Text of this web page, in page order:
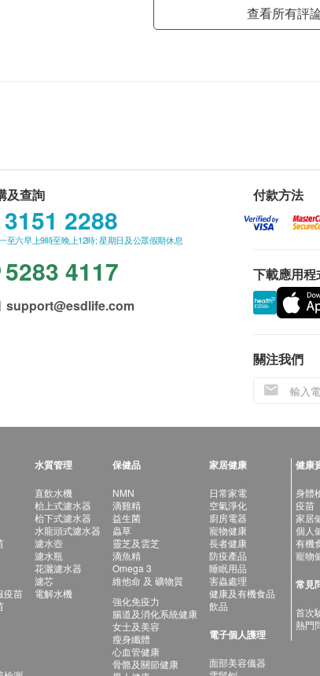
查看所有評
及查詢
3151 2288
至六早上9時至晚上12時; 星期日及公眾假期休息
5283 4117
support@esdlife.com
付款方法
下載應用程
關注我們
疫苗
水質管理
直飲水機
枱上式濾水器
枱下式濾水器
水龍頭式濾水器
濾水壺
濾水瓶
花灑濾水器
濾芯
電解水機
保健品
NMN
滴雞精
益生菌
蟲草
靈芝及雲芝
滴魚精
Omega 3
維他命 及 礦物質
強化免疫力
腸道及消化系統健康
女士及美容
瘦身纖體
心血管健康
骨骼及關節健康
家居健康
日常家電
空氣淨化
廚房電器
寵物健康
長者健康
防疫產品
睡眠用品
害蟲處理
健康及有機食品
飲品
電子個人護理
面部美容儀器
健康
身體
疫苗
家居
個人
有機
寵物
常見
首次
熱門